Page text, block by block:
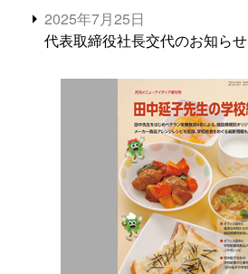
2025年7月25日
代表取締役社長交代のお知らせ